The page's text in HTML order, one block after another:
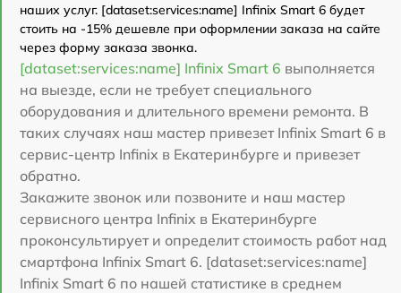
наших услуг. [dataset:services:name] Infinix Smart 6 будет
стоить на -15% дешевле при оформлении заказа на сайте
через форму заказа звонка.
[dataset:services:name] Infinix Smart 6 выполняется
на выезде, если не требует специального
оборудования и длительного времени ремонта. В
таких случаях наш мастер привезет Infinix Smart 6 в
сервис-центр Infinix в Екатеринбурге и привезет
обратно.
Закажите звонок или позвоните и наш мастер
сервисного центра Infinix в Екатеринбурге
проконсультирует и определит стоимость работ над
смартфона Infinix Smart 6. [dataset:services:name]
Infinix Smart 6 по нашей статистике в среднем